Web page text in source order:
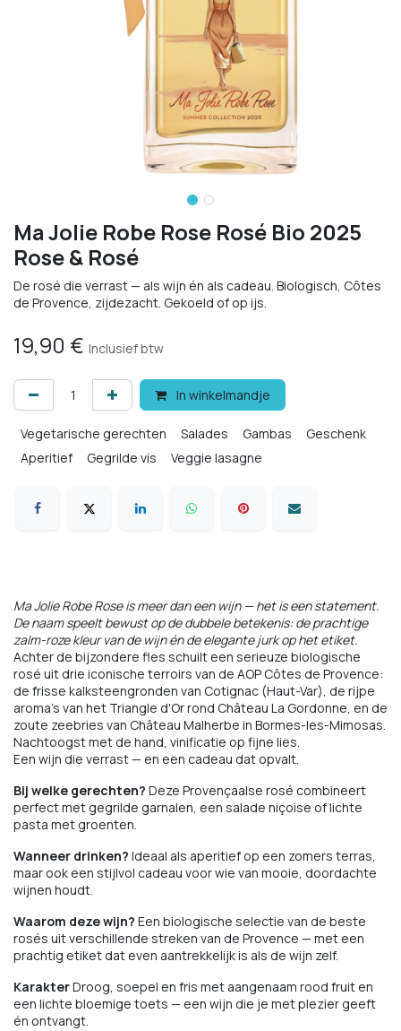
Ma Jolie Robe Rose Rosé Bio 2025
Rose & Rosé
De rosé die verrast — als wijn én als cadeau. Biologisch, Côtes
de Provence, zijdezacht. Gekoeld of op ijs.
19,90 € Inclusief btw
In winkelmandje
Vegetarische gerechten Salades Gambas
Geschenk
Aperitief
Gegrilde vis Veggie lasagne
Ma Jolie Robe Rose is meer dan een wijn — het is een statement.
De naam speelt bewust op de dubbele betekenis: de prachtige
zalm-roze kleur van de wijn én de elegante jurk op het etiket.
Achter de bijzondere fles schuilt een serieuze biologische
rosé uit drie iconische terroirs van de AOP Côtes de Provence:
de frisse kalksteengronden van Cotignac (Haut-Var), de rijpe
aroma's van het Triangle d'Or rond Château La Gordonne, en de
zoute zeebries van Château Malherbe in Bormes-les-Mimosas.
Nachtoogst met de hand, vinificatie op fijne lies.
Een wijn die verrast — en een cadeau dat opvalt.
Bij welke gerechten? Deze Provençaalse rosé combineert
perfect met gegrilde garnalen, een salade niçoise of lichte
pasta met groenten.
Wanneer drinken? Ideaal als aperitief op een zomers terras,
maar ook een stijlvol cadeau voor wie van mooie, doordachte
wijnen houdt.
Waarom deze wijn? Een biologische selectie van de beste
rosés uit verschillende streken van de Provence — met een
prachtig etiket dat even aantrekkelijk is als de wijn zelf.
KarakterDroog, soepel en fris met aangenaam rood fruit en
een lichte bloemige toets — een wijn die je met plezier geeft
én ontvangt.